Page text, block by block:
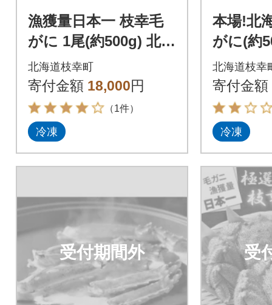
漁獲量日本一 枝幸毛
がに 1尾(約500g) 北海
道枝幸町産
北海道枝幸町
寄付金額 18,000円
（1件）
冷凍
本場!北
がに(約
北海道枝幸
寄付金額
冷凍
受付期間外 受